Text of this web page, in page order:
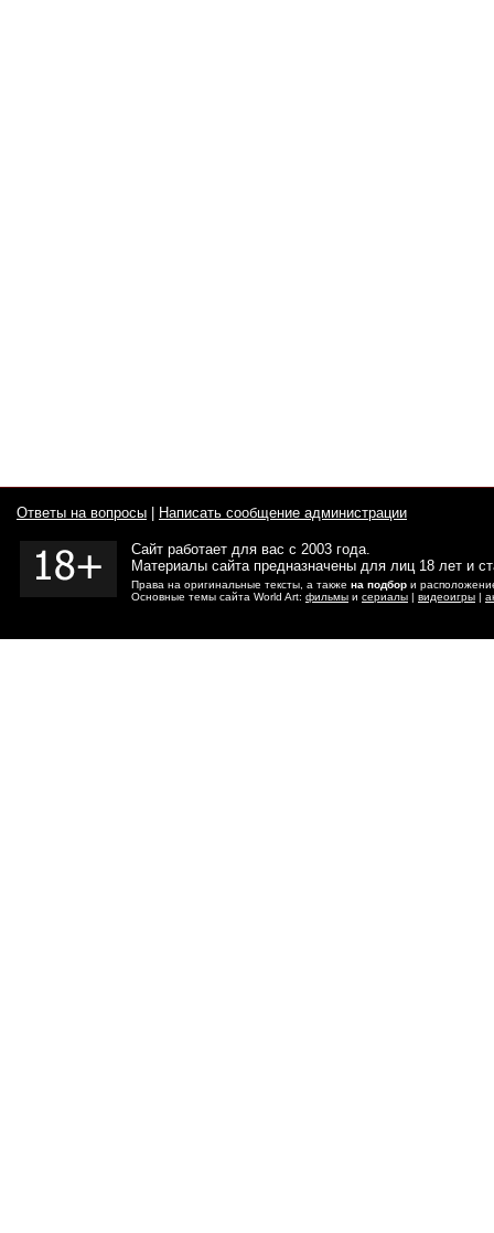
Ответы на вопросы Написать сообщение администрации
Сайт работает для вас с 2003 года.
Материалы сайта предназначены для лиц 18 лет и
Права на оригинальные тексты, а также на подбор и
Основные темы сайта World Art: фильмы и сериалы | видеоигры |